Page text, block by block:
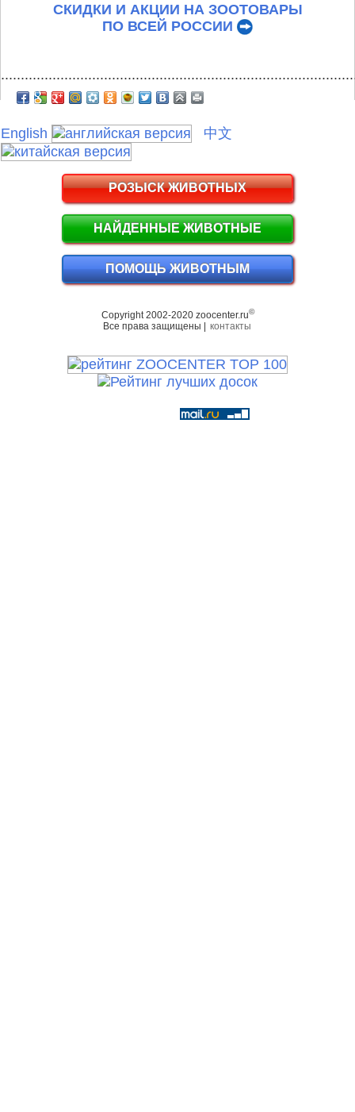
СКИДКИ И АКЦИИ НА ЗООТОВАРЫ
ПО ВСЕЙ РОССИИ
English 中文
РОЗЫСК ЖИВОТНЫХ
НАЙДЕННЫЕ ЖИВОТНЫЕ
ПОМОЩЬ ЖИВОТНЫМ
Copyright 2002-2020 zoocenter.ru©
Все права защищены | контакты